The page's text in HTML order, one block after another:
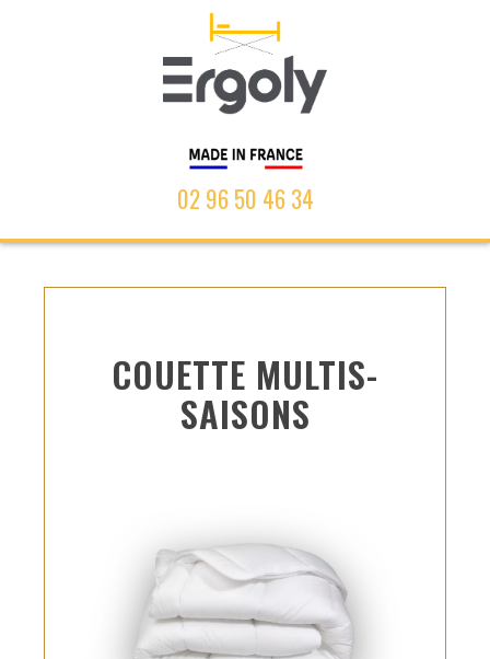
02 96 50 46 34
COUETTE MULTIS-
SAISONS